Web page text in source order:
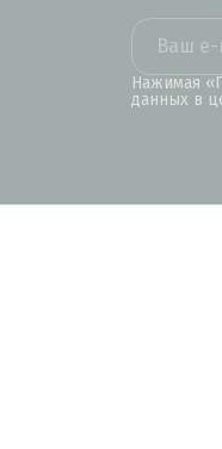
Нажимая
данных в